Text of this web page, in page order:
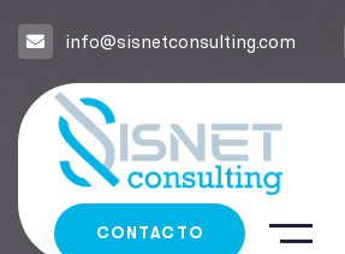
info@sisnetconsulting.com
CONTACTO